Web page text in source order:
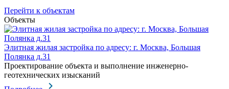
Перейти к объектам
Объекты
Элитная жилая застройка по адресу: г. Москва, Большая
Полянка д.31
Проектирование объекта и выполнение инженерно-
геотехнических изысканий